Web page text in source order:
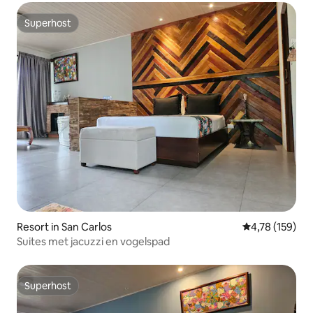
Superhost
Superhost
Resort in San Carlos Gemiddelde
4,78 (159)
Suites met jacuzzi en vogelspad
Superhost
Superhost